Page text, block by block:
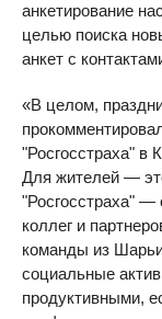
анкетирование
целью поиска
анкет с
«В целом,
"Росгосстраха" в
Для жителей —
"Росгосстраха" —
коллег и
команды из
социальные
продуктивными,